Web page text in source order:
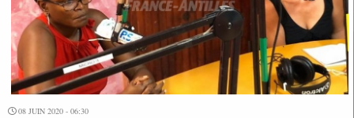
08 JUIN 2020 - 06:30